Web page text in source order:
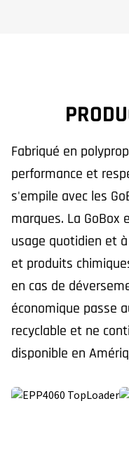
Fabriqué en
performance et
s'empile avec les
marques. La GoBox
usage quotidien et
et produits
en cas de
économique passe
recyclable et ne
disponible en